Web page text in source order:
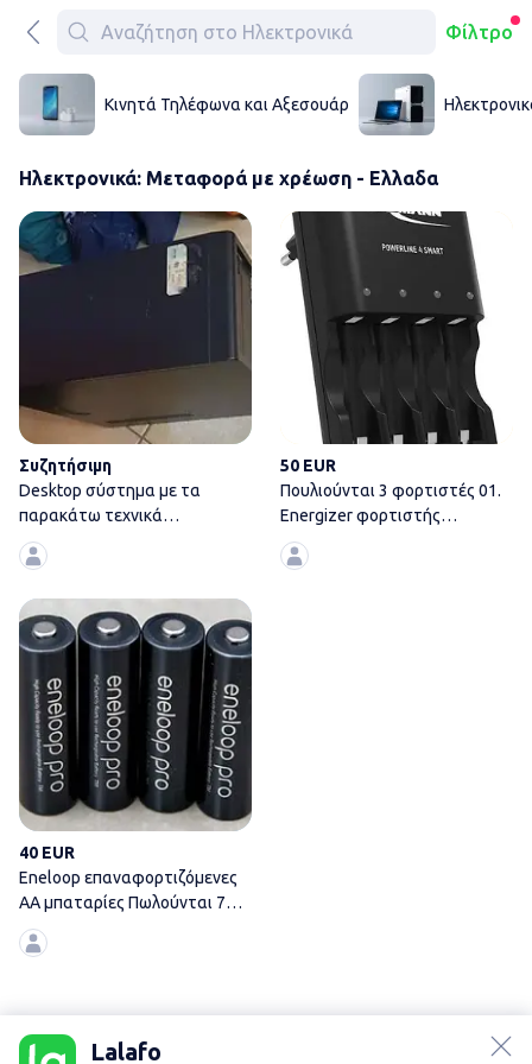
Φίλτρο
Κινητά Τηλέφωνα και Αξεσουάρ
Ηλεκτρονικά: Μεταφορά με χρέωση - Ελλαδα
Desktop σύστημα με τα
Συζητήσιμη
Desktop σύστημα με τα
παρακάτω τεχνικά
χαρακτηριστικά: Windows 11
50 EUR
Πουλιούνται 3 φορτιστές 01.
Energizer φορτιστής
μπαταριών AA &
40 EUR
Eneloop επαναφορτιζόμενες
ΑΑ μπαταρίες Πωλούνται 7
επαναφορτιζόμενες
Lalafo
Lalafo Αγγελίες σε Ελλαδα Ηλεκτρονικά - Ελλαδα
lalafo.kg
lalafo.rs